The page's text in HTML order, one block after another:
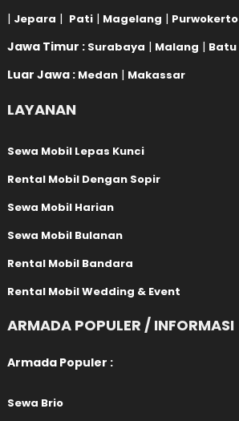
| Jepara | Pati | Magelang | Purwokerto
Jawa Timur : Surabaya | Malang | Batu
Luar Jawa : Medan | Makassar
LAYANAN
Sewa Mobil Lepas Kunci
Rental Mobil Dengan Sopir
Sewa Mobil Harian
Sewa Mobil Bulanan
Rental Mobil Bandara
Rental Mobil Wedding & Event
ARMADA POPULER / INFORMASI
Armada Populer :
Sewa Brio